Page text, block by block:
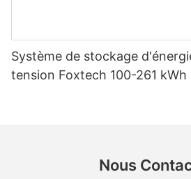
Système de stockage
tension Foxtech 100-261 kWh
Nous